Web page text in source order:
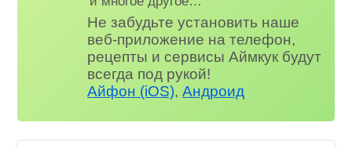
Не забудьте установить наше
веб-приложение на телефон,
рецепты и сервисы Аймкук будут
всегда под рукой!
Айфон (iOS),Андроид